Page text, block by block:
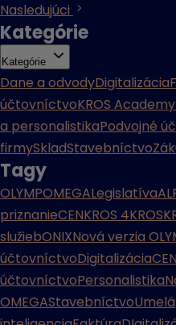
Nasledujúci
Kategórie
Kategórie
Dane a odvodyDigitalizácia
účtovníctvoKROS
a personalistikaPodvojné
firmySkladStavebníctvo
Tagy
OLYMPOMEGALegislatíva
priznanieCENKROS 4KROS
služiebONIXNová verzia
účtovníctvoDigitalizácia
účtovníctvoPersonalistika
OMEGAStavebníctvoUmelá